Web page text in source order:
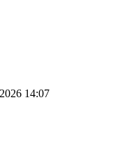
14:07